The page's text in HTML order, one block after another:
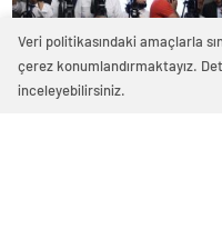
0 0
0 0
Veri politikasındaki amaçlarla
çerez konumlandırmaktayız.
inceleyebilirsiniz.